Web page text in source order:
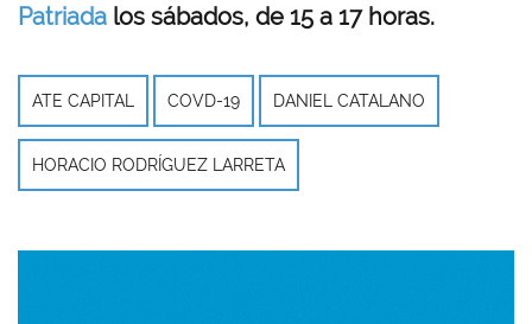
Patriada los sábados, de 15 a 17 horas.
ATE CAPITAL COVD-19 DANIEL CATALANO
HORACIO RODRÍGUEZ LARRETA